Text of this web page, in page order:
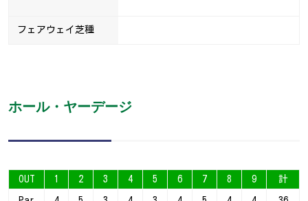
フェアウェイ芝種
ホール・ヤーデージ
OUT 1 2 3 4 5 6 7 8 9 計